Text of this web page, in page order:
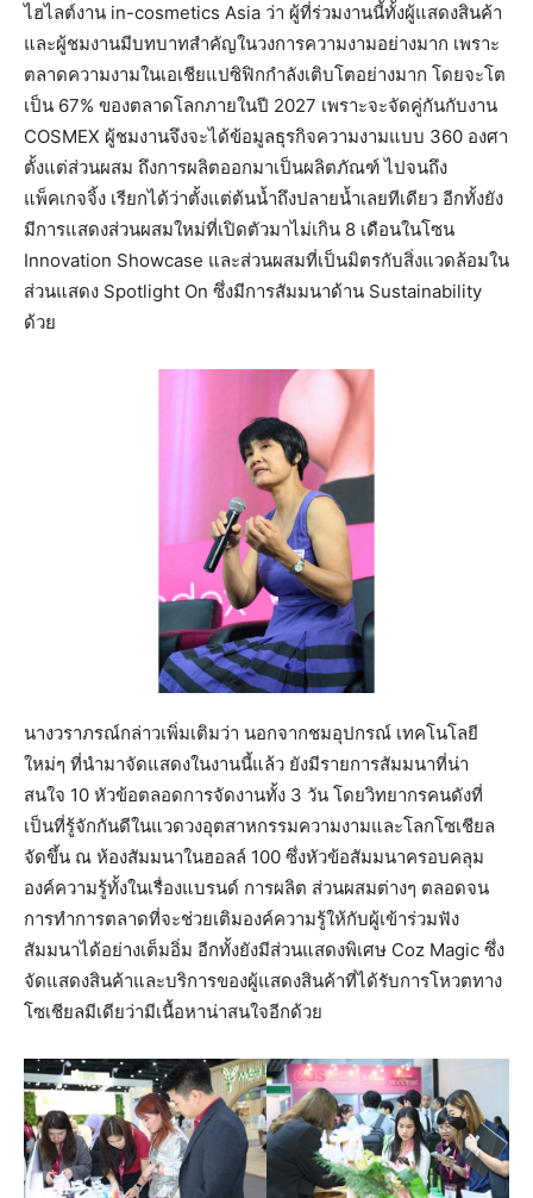
ไฮไลต์งาน in-cosmetics Asia ว่า ผู้ที่ร่วมงานนี้ทั้งผู้แสดงสินค้า
และผู้ชมงานมีบทบาทสำคัญในวงการความงามอย่างมาก เพราะ
ตลาดความงามในเอเชียแปซิฟิกกำลังเติบโตอย่างมาก โดยจะโต
เป็น 67% ของตลาดโลกภายในปี 2027 เพราะจะจัดคู่กันกับงาน
COSMEX ผู้ชมงานจึงจะได้ข้อมูลธุรกิจความงามแบบ 360 องศา
ตั้งแต่ส่วนผสม ถึงการผลิตออกมาเป็นผลิตภัณฑ์ ไปจนถึง
แพ็คเกจจิ้ง เรียกได้ว่าตั้งแต่ต้นน้ำถึงปลายน้ำเลยทีเดียว อีกทั้งยัง
มีการแสดงส่วนผสมใหม่ที่เปิดตัวมาไม่เกิน 8 เดือนในโซน
Innovation Showcase และส่วนผสมที่เป็นมิตรกับสิ่งแวดล้อมใน
ส่วนแสดง Spotlight On ซึ่งมีการสัมมนาด้าน Sustainability
ด้วย
นางวราภรณ์กล่าวเพิ่มเติมว่า นอกจากชมอุปกรณ์ เทคโนโลยี
ใหม่ๆ ที่นำมาจัดแสดงในงานนี้แล้ว ยังมีรายการสัมมนาที่น่า
สนใจ 10 หัวข้อตลอดการจัดงานทั้ง 3 วัน โดยวิทยากรคนดังที่
เป็นที่รู้จักกันดีในแวดวงอุตสาหกรรมความงามและโลกโซเชียล
จัดขึ้น ณ ห้องสัมมนาในฮอลล์ 100 ซึ่งหัวข้อสัมมนาครอบคลุม
องค์ความรู้ทั้งในเรื่องแบรนด์ การผลิต ส่วนผสมต่างๆ ตลอดจน
การทำการตลาดที่จะช่วยเติมองค์ความรู้ให้กับผู้เข้าร่วมฟัง
สัมมนาได้อย่างเต็มอิ่ม อีกทั้งยังมีส่วนแสดงพิเศษ Coz Magic ซึ่ง
จัดแสดงสินค้าและบริการของผู้แสดงสินค้าที่ได้รับการโหวตทาง
โซเชียลมีเดียว่ามีเนื้อหาน่าสนใจอีกด้วย